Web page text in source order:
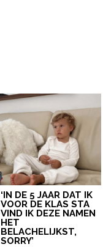
‘IN DE 5 JAAR DAT IK
VOOR DE KLAS STA
VIND IK DEZE NAMEN
HET
BELACHELIJKST,
SORRY’